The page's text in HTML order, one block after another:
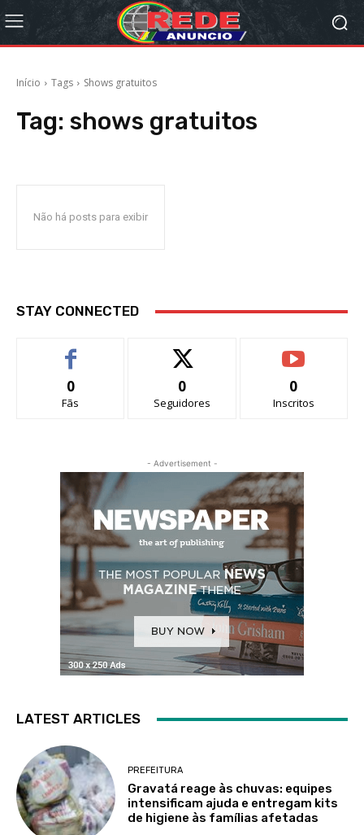
Início Tags Shows gratuitos
Tag: shows gratuitos
Não há posts para exibir
STAY CONNECTED
0
Fãs
0
Seguidores
0
Inscritos
- Advertisement -
LATEST ARTICLES
PREFEITURA
Gravatá reage às chuvas: equipes
intensificam ajuda e entregam kits
de higiene às famílias afetadas